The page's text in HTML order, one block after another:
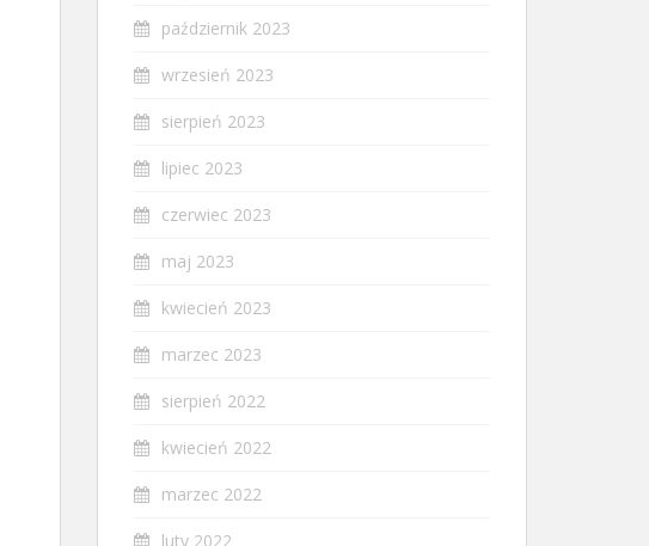
październik 2023
wrzesień 2023
sierpień 2023
lipiec 2023
czerwiec 2023
maj 2023
kwiecień 2023
marzec 2023
sierpień 2022
kwiecień 2022
marzec 2022
luty 2022